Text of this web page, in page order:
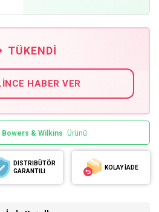
TÜKENDI
HABER VER
Bowers & Wilkins Ürünü
DİSTRİBÜTÖR
GARANTİLİ
KOLAY İADE